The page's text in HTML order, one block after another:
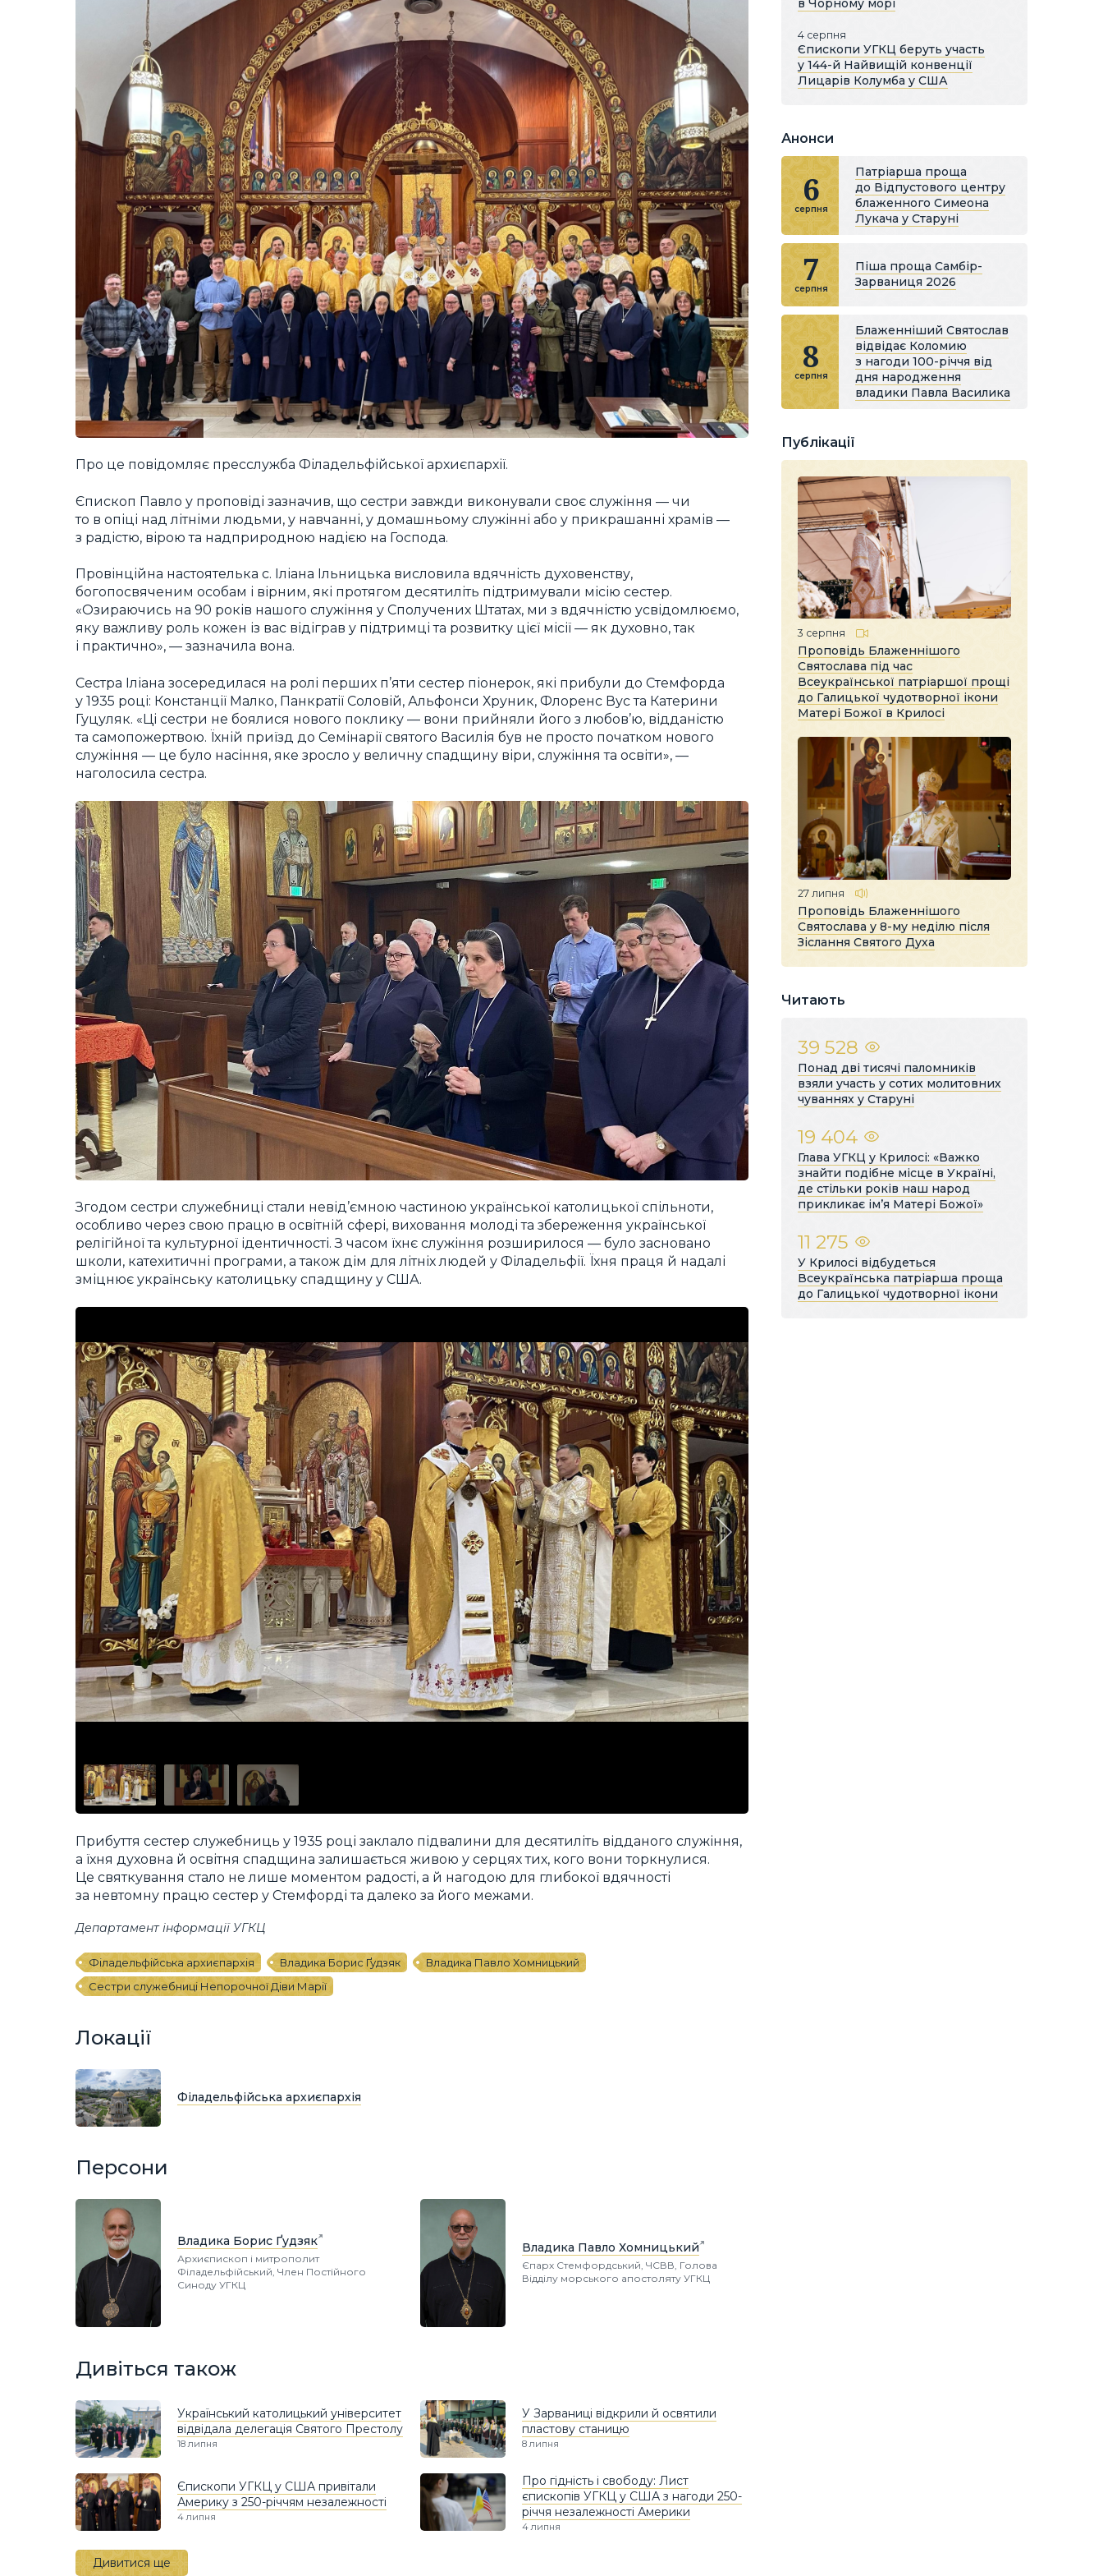
Про це повідомляє пресслужба Філадельфійської архиєпархії.
Єпископ Павло у проповіді зазначив, що сестри завжди виконували своє служіння — чи
то в опіці над літніми людьми, у навчанні, у домашньому служінні або у прикрашанні храмів —
з радістю, вірою та надприродною надією на Господа.
Провінційна настоятелька с. Іліана Ільницька висловила вдячність духовенству,
богопосвяченим особам і вірним, які протягом десятиліть підтримували місію сестер.
«Озираючись на 90 років нашого служіння у Сполучених Штатах, ми з вдячністю усвідомлюємо,
яку важливу роль кожен із вас відіграв у підтримці та розвитку цієї місії — як духовно, так
і практично», — зазначила вона.
Сестра Іліана зосередилася на ролі перших п’яти сестер піонерок, які прибули до Стемфорда
у 1935 році: Констанції Малко, Панкратії Соловій, Альфонси Хруник, Флоренс Вус та Катерини
Гуцуляк. «Ці сестри не боялися нового поклику — вони прийняли його з любов’ю, відданістю
та самопожертвою. Їхній приїзд до Семінарії святого Василія був не просто початком нового
служіння — це було насіння, яке зросло у величну спадщину віри, служіння та освіти», —
наголосила сестра.
Згодом сестри служебниці стали невід’ємною частиною української католицької спільноти,
особливо через свою працю в освітній сфері, виховання молоді та збереження української
релігійної та культурної ідентичності. З часом їхнє служіння розширилося — було засновано
школи, катехитичні програми, а також дім для літніх людей у Філадельфії. Їхня праця й надалі
зміцнює українську католицьку спадщину у США.
Прибуття сестер служебниць у 1935 році заклало підвалини для десятиліть відданого служіння,
а їхня духовна й освітня спадщина залишається живою у серцях тих, кого вони торкнулися.
Це святкування стало не лише моментом радості, а й нагодою для глибокої вдячності
за невтомну працю сестер у Стемфорді та далеко за його межами.
Департамент інформації УГКЦ
Філадельфійська архиєпархія Владика Борис Ґудзяк
Владика Павло Хомницький
Сестри служебниці Непорочної Діви Марії
Локації
Філадельфійська архиєпархія
Персони
Владика Борис Ґудзяк
Архиєпископ і митрополит
Філадельфійський, Член Постійного
Синоду УГКЦ
Владика Павло Хомницький
Єпарх Стемфордський, ЧСВВ, Голова
Відділу морського апостоляту УГКЦ
Дивіться також
Український католицький університет
відвідала делегація Святого Престолу
18 липня
У Зарваниці відкрили й освятили
пластову станицю
8 липня
Єпископи УГКЦ у США привітали
Америку з 250-річчям незалежності
4 липня
Про гідність і свободу: Лист
єпископів УГКЦ у США з нагоди 250-
річчя незалежності Америки
4 липня
Дивитися ще
в Чорному морі
4 серпня
Єпископи УГКЦ беруть участь
у 144-й Найвищій конвенції
Лицарів Колумба у США
Анонси
6
серпня
Патріарша проща
до Відпустового центру
блаженного Симеона
Лукача у Старуні
7
серпня
Піша проща Самбір-
Зарваниця 2026
8
серпня
Блаженніший Святослав
відвідає Коломию
з нагоди 100-річчя від
дня народження
владики Павла Василика
Публікації
3 серпня
Проповідь Блаженнішого
Святослава під час
Всеукраїнської патріаршої прощі
до Галицької чудотворної ікони
Матері Божої в Крилосі
27 липня
Проповідь Блаженнішого
Святослава у 8-му неділю після
Зіслання Святого Духа
Читають
39 528
Понад дві тисячі паломників
взяли участь у сотих молитовних
чуваннях у Старуні
19 404
Глава УГКЦ у Крилосі: «Важко
знайти подібне місце в Україні,
де стільки років наш народ
прикликає ім’я Матері Божої»
11 275
У Крилосі відбудеться
Всеукраїнська патріарша проща
до Галицької чудотворної ікони